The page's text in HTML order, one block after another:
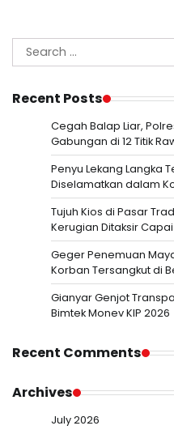
Search
for:
Recent Posts
Cegah Balap Liar,
Gabungan di 12 Titik
Penyu Lekang Langka
Diselamatkan dalam
Tujuh Kios di Pasar
Kerugian Ditaksir
Geger Penemuan
Korban Tersangkut di
Gianyar Genjot
Bimtek Monev KIP 2026
Recent Comments
Archives
July 2026